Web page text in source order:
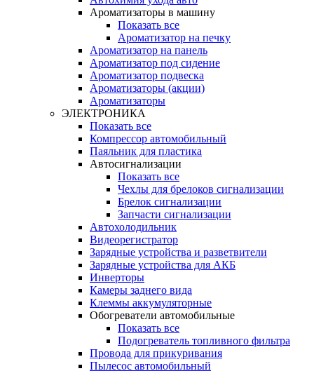
Ароматизаторы в машину
Показать все
Ароматизатор на печку
Ароматизатор на панель
Ароматизатор под сидение
Ароматизатор подвеска
Ароматизаторы (акции)
Ароматизаторы
ЭЛЕКТРОНИКА
Показать все
Компрессор автомобильный
Паяльник для пластика
Автосигнализации
Показать все
Чехлы для брелоков сигнализации
Брелок сигнализации
Запчасти сигнализации
Автохолодильник
Видеорегистратор
Зарядные устройства и разветвители
Зарядные устройства для АКБ
Инверторы
Камеры заднего вида
Клеммы аккумуляторные
Обогреватели автомобильные
Показать все
Подогреватель топливного фильтра
Провода для прикуривания
Пылесос автомобильный